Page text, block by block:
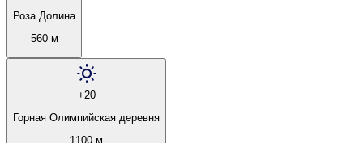
Роза Долина
560 м
+20
Горная Олимпийская деревня
1100 м